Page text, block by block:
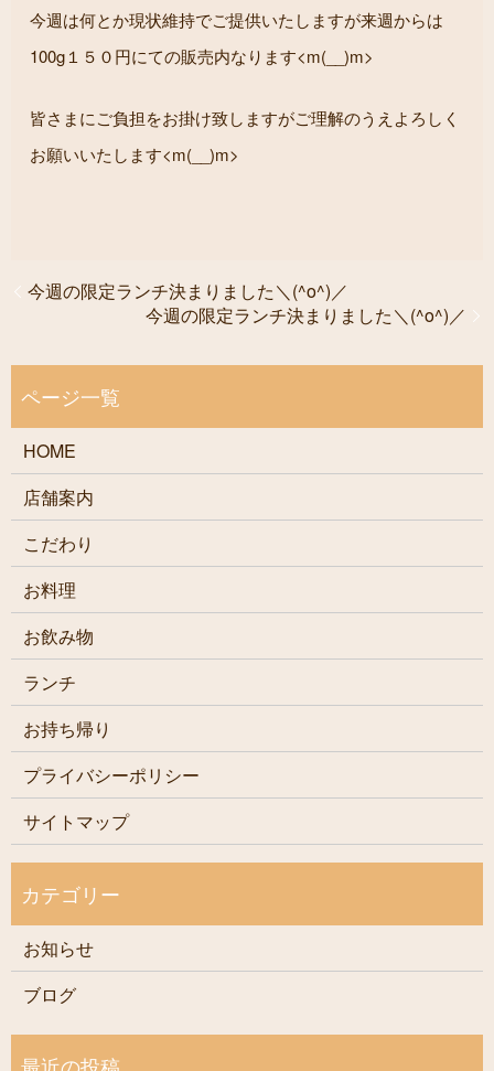
今週は何とか現状維持でご提供いたしますが来週からは
100g１５０円にての販売内なります<m(__)m>
皆さまにご負担をお掛け致しますがご理解のうえよろしく
お願いいたします<m(__)m>
今週の限定ランチ決まりました＼(^o^)／
今週の限定ランチ決まりました＼(^o^)／
HOME
店舗案内
こだわり
お料理
お飲み物
ランチ
お持ち帰り
プライバシーポリシー
サイトマップ
お知らせ
ブログ